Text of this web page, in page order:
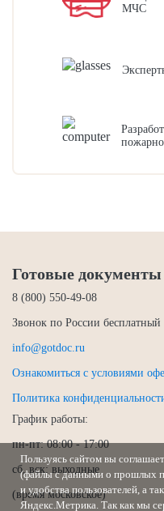
МЧС
Готовые документы
8 (800) 550-49-08
Звонок по России бесплатный
info@gotdoc.ru
Ознакомиться с условиями
Политика
График работы:
пн-пт: 08:00 - 17:00
сб, вск: выходные
(время московское)
Пользуясь сайтом вы
(файлы с данными о прошлых
и удобства пользователей, а
Яндекс.Метрика. Так как мы